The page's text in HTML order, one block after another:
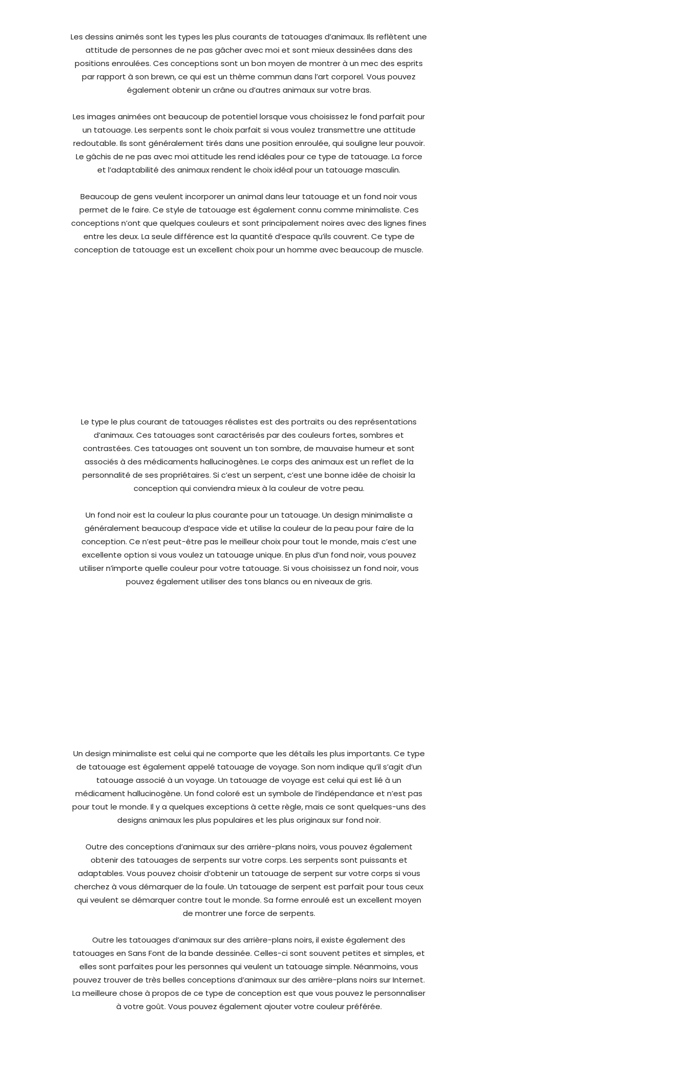
Les dessins animés sont les types les plus courants de tatouages d’animaux. Ils reflètent une
attitude de personnes de ne pas gâcher avec moi et sont mieux dessinées dans des
positions enroulées. Ces conceptions sont un bon moyen de montrer à un mec des esprits
par rapport à son brewn, ce qui est un thème commun dans l’art corporel. Vous pouvez
également obtenir un crâne ou d’autres animaux sur votre bras.
Les images animées ont beaucoup de potentiel lorsque vous choisissez le fond parfait pour
un tatouage. Les serpents sont le choix parfait si vous voulez transmettre une attitude
redoutable. Ils sont généralement tirés dans une position enroulée, qui souligne leur pouvoir.
Le gâchis de ne pas avec moi attitude les rend idéales pour ce type de tatouage. La force
et l’adaptabilité des animaux rendent le choix idéal pour un tatouage masculin.
Beaucoup de gens veulent incorporer un animal dans leur tatouage et un fond noir vous
permet de le faire. Ce style de tatouage est également connu comme minimaliste. Ces
conceptions n’ont que quelques couleurs et sont principalement noires avec des lignes fines
entre les deux. La seule différence est la quantité d’espace qu’ils couvrent. Ce type de
conception de tatouage est un excellent choix pour un homme avec beaucoup de muscle.
Le type le plus courant de tatouages réalistes est des portraits ou des représentations
d’animaux. Ces tatouages sont caractérisés par des couleurs fortes, sombres et
contrastées. Ces tatouages ont souvent un ton sombre, de mauvaise humeur et sont
associés à des médicaments hallucinogènes. Le corps des animaux est un reflet de la
personnalité de ses propriétaires. Si c’est un serpent, c’est une bonne idée de choisir la
conception qui conviendra mieux à la couleur de votre peau.
Un fond noir est la couleur la plus courante pour un tatouage. Un design minimaliste a
généralement beaucoup d’espace vide et utilise la couleur de la peau pour faire de la
conception. Ce n’est peut-être pas le meilleur choix pour tout le monde, mais c’est une
excellente option si vous voulez un tatouage unique. En plus d’un fond noir, vous pouvez
utiliser n’importe quelle couleur pour votre tatouage. Si vous choisissez un fond noir, vous
pouvez également utiliser des tons blancs ou en niveaux de gris.
Un design minimaliste est celui qui ne comporte que les détails les plus importants. Ce type
de tatouage est également appelé tatouage de voyage. Son nom indique qu’il s’agit d’un
tatouage associé à un voyage. Un tatouage de voyage est celui qui est lié à un
médicament hallucinogène. Un fond coloré est un symbole de l’indépendance et n’est pas
pour tout le monde. Il y a quelques exceptions à cette règle, mais ce sont quelques-uns des
designs animaux les plus populaires et les plus originaux sur fond noir.
Outre des conceptions d’animaux sur des arrière-plans noirs, vous pouvez également
obtenir des tatouages de serpents sur votre corps. Les serpents sont puissants et
adaptables. Vous pouvez choisir d’obtenir un tatouage de serpent sur votre corps si vous
cherchez à vous démarquer de la foule. Un tatouage de serpent est parfait pour tous ceux
qui veulent se démarquer contre tout le monde. Sa forme enroulé est un excellent moyen
de montrer une force de serpents.
Outre les tatouages d’animaux sur des arrière-plans noirs, il existe également des
tatouages en Sans Font de la bande dessinée. Celles-ci sont souvent petites et simples, et
elles sont parfaites pour les personnes qui veulent un tatouage simple. Néanmoins, vous
pouvez trouver de très belles conceptions d’animaux sur des arrière-plans noirs sur Internet.
La meilleure chose à propos de ce type de conception est que vous pouvez le personnaliser
à votre goût. Vous pouvez également ajouter votre couleur préférée.